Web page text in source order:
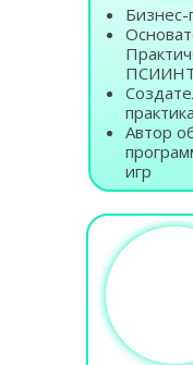
Бизнес-
практика
Автор
игр